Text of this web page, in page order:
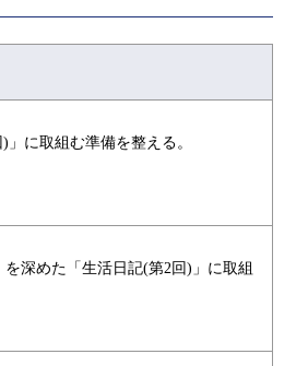
に取組む準備を整える。
深めた「生活日記(第2回)」に取組